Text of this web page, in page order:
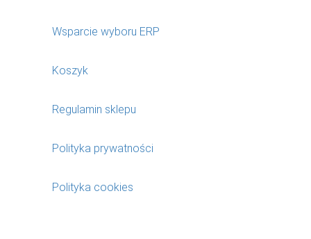
Wsparcie wyboru ERP
Koszyk
Regulamin sklepu
Polityka prywatności
Polityka cookies